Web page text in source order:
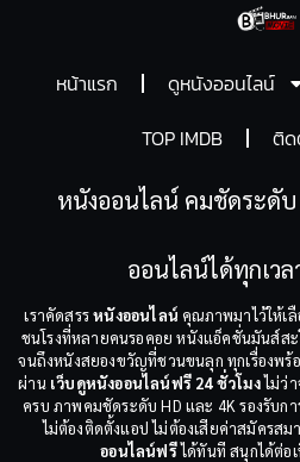
หน้าแรก ดูหนังออนไลน์
TOP IMDB
ติ
หนังออนไลน์ คมชัดระดั
ออนไลน์ได้ทุกเว
เราคัดสรรหนังออนไลน์ คุณภาพมาไว้ให้เ
ชนโรงที่หลายคนรอคอย หนังแอ็คชั่นมันส์สะ
จนถึงหนังสยองขวัญที่ชวนขนลุก ทุกเรื่องพร้
ผ่าน เว็บดูหนังออนไลน์ฟรี 24 ชั่วโมงไม่ว่า
ครบ ภาพคมชัดระดับ HD และ 4K รองรับก
ไม่ต้องติดตั้งแอป ไม่ต้องเสียค่าสมัครสม
ออนไลน์ฟรีได้ทันที สนุกได้ต่อ